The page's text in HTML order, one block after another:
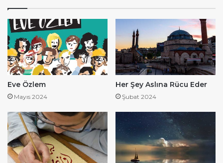
Eve Özlem
Mayıs 2024
Her Şey Aslına Rücu Eder
Şubat 2024